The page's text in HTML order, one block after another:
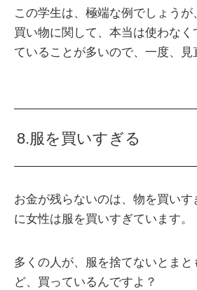
この学生は、極端な例でしょう
買い物に関して、本当は使わなく
ていることが多いので、一度、見
8.服を買いすぎる
お金が残らないのは、物を買い
に女性は服を買いすぎています。
多くの人が、服を捨てないとまと
ど、買っているんですよ？